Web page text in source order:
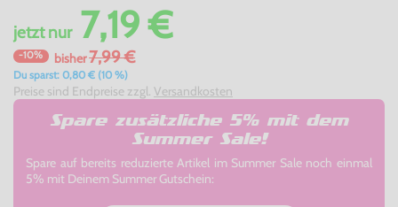
jetztnur7,19 €
-10% bisher7,99 €
Du sparst: 0,80 € (10 %)
Preise sind Endpreise zzgl. Versandkosten
Spare zusätzliche 5% mit dem
Summer Sale!
Spare auf bereits reduzierte Artikel im Summer Sale noch einmal
5% mit Deinem Summer Gutschein: